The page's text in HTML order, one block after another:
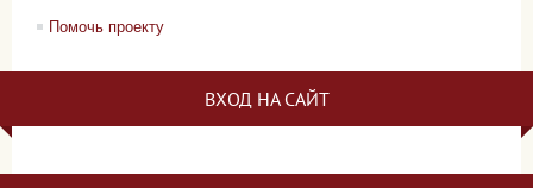
Помочь проекту
ВХОД НА САЙТ